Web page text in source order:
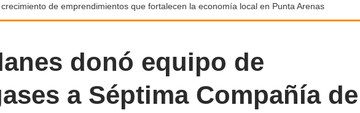
de emprendimientos que fortalecen la economía local en Punta Arenas
donó equipo de
a Séptima Compañía de